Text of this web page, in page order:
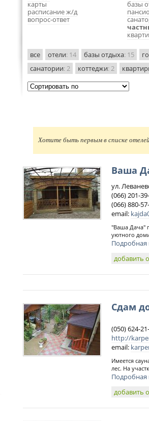
карты
расписание ж/д
вопрос-ответ
базы
все отели: 14 базы отдыха: 15
санатории: 2 коттеджи: 2
Хотите быть первым в списке
Ваша
ул.
(066) 201-
(066) 880-
email:
"Ваша Дача"
уютного
добавить
Сдам
(050) 624-
http://
email:
Имеется
лес. На
добавить